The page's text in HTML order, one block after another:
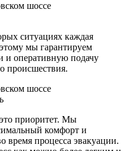
ситуациях каждая
мы гарантируем
и оперативную подачу
происшествия.
приоритет. Мы
комфорт и
время процесса эвакуации.